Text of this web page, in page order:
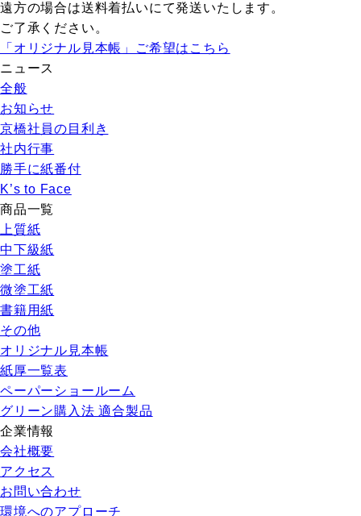
遠方の場合は送料着払いにて発送いたします。
ご了承ください。
「オリジナル見本帳」ご希望はこちら
ニュース
全般
お知らせ
京橋社員の目利き
社内行事
勝手に紙番付
K’s to Face
商品一覧
上質紙
中下級紙
塗工紙
微塗工紙
書籍用紙
その他
オリジナル見本帳
紙厚一覧表
ペーパーショールーム
グリーン購入法 適合製品
企業情報
会社概要
アクセス
お問い合わせ
環境へのアプローチ